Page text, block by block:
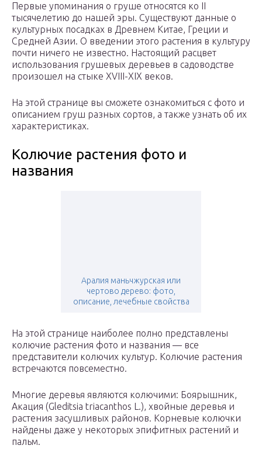
Первые упоминания о груше относятся ко II
тысячелетию до нашей эры. Существуют данные о
культурных посадках в Древнем Китае, Греции и
Средней Азии. О введении этого растения в культуру
почти ничего не известно. Настоящий расцвет
использования грушевых деревьев в садоводстве
произошел на стыке XVIII-XIX веков.
На этой странице вы сможете ознакомиться с фото и
описанием груш разных сортов, а также узнать об их
характеристиках.
Колючие растения фото и
названия
Аралия маньчжурская или
чертово дерево: фото,
описание, лечебные свойства
На этой странице наиболее полно представлены
колючие растения фото и названия — все
представители колючих культур. Колючие растения
встречаются повсеместно.
Многие деревья являются колючими: Боярышник,
Акация (Gleditsia triacanthos L.), хвойные деревья и
растения засушливых районов. Корневые колючки
найдены даже у некоторых эпифитных растений и
пальм.